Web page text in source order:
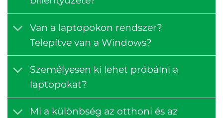
Van a laptopokon rendszer?
Telepítve van a Windows?
Személyesen ki lehet próbálni a
laptopokat?
Mi a különbség az otthoni és az